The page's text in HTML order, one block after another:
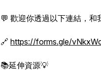
💬 歡迎你透過以下連結，和
🔗 https://forms.gle/
📚延伸資源💡